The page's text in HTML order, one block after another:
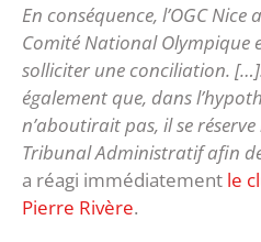
En conséquence, l’OGC Nice
Comité National Olympique
solliciter une conciliation.
également que, dans
n’aboutirait pas, il se
Tribunal Administratif afin
a réagi immédiatement le
Pierre Rivère.